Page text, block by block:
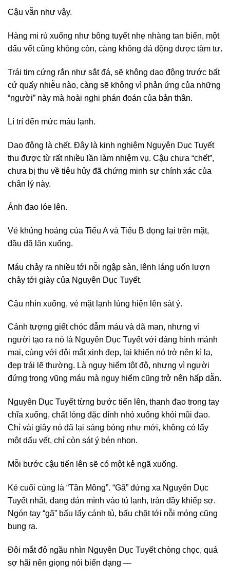
Cậu vẫn như vậy.
Hàng mi rủ xuống như bông tuyết nhẹ nhàng tan biến, một
dấu vết cũng không còn, càng không đả động được tâm tư.
Trái tim cứng rắn như sắt đá, sẽ không dao động trước bất
cứ quấy nhiễu nào, càng sẽ không vì phản ứng của những
“người” này mà hoài nghi phán đoán của bản thân.
Lí trí đến mức máu lạnh.
Dao động là chết. Đây là kinh nghiệm Nguyên Dục Tuyết
thu được từ rất nhiều lần làm nhiệm vụ. Cậu chưa “chết”,
chưa bị thu về tiêu hủy đã chứng minh sự chính xác của
chân lý này.
Ánh đao lóe lên.
Vẻ khủng hoảng của Tiểu A và Tiểu B đọng lại trên mặt,
đầu đã lăn xuống.
Máu chảy ra nhiều tới nỗi ngập sàn, lênh láng uốn lượn
chảy tới giày của Nguyên Dục Tuyết.
Cậu nhìn xuống, vẻ mặt lạnh lùng hiện lên sát ý.
Cảnh tượng giết chóc đẫm máu và dã man, nhưng vì
người tạo ra nó là Nguyên Dục Tuyết với dáng hình mảnh
mai, cùng với đôi mắt xinh đẹp, lại khiến nó trở nên kì lạ,
đẹp trái lẽ thường. Là nguy hiểm tột độ, nhưng vì người
đứng trong vũng máu mà nguy hiểm cũng trở nên hấp dẫn.
Nguyên Dục Tuyết từng bước tiến lên, thanh đao trong tay
chĩa xuống, chất lỏng đặc dính nhỏ xuống khỏi mũi đao.
Chỉ vài giây nó đã lại sáng bóng như mới, không có lấy
một dấu vết, chỉ còn sát ý bén nhọn.
Mỗi bước cậu tiến lên sẽ có một kẻ ngã xuống.
Kẻ cuối cùng là “Tần Mông”. “Gã” đứng xa Nguyên Dục
Tuyết nhất, đang dán mình vào tủ lạnh, tràn đầy khiếp sợ.
Ngón tay “gã” bấu lấy cánh tủ, bấu chặt tới nỗi móng cũng
bung ra.
Đôi mắt đỏ ngầu nhìn Nguyên Dục Tuyết chòng chọc, quá
sợ hãi nên giọng nói biến dạng —